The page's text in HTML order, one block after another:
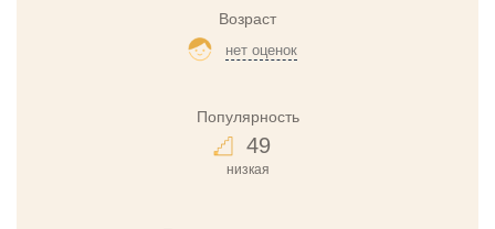
Возраст
нет оценок
Популярность
49
низкая